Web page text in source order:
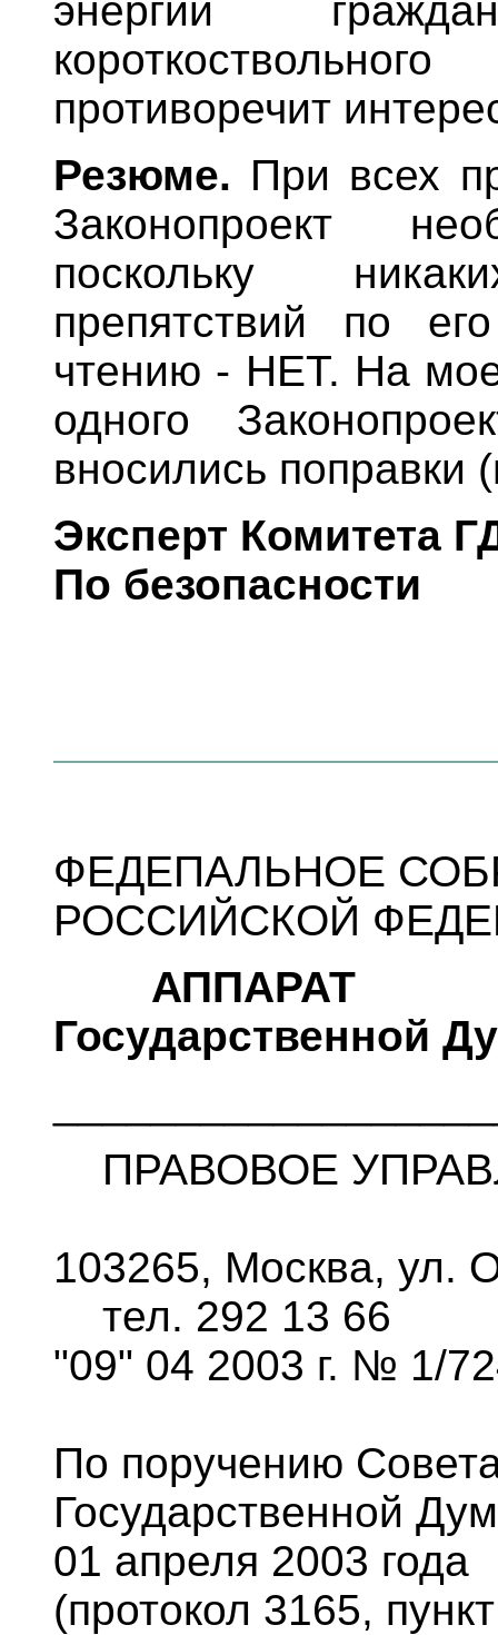
энергии
противоречит
Резюме. При всех
Законопроект
поскольку
препятствий по
чтению - НЕТ. На
одного
вносились поправки
Эксперт Комитета
По безопасности
ФЕДЕПАЛЬНОЕ
РОССИЙСКОЙ
АППАРАТ
Государственной
ПРАВОВОЕ
103265, Москва, ул.
тел. 292 13 66
"09" 04 2003 г. № 1/
По поручению
Государственной
01 апреля 2003 года
(протокол 3165,